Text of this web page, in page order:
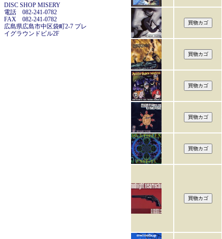
DISC SHOP MISERY
電話 082-241-0782
FAX 082-241-0782
広島県広島市中区袋町2-7 プレ
イグラウンドビル2F